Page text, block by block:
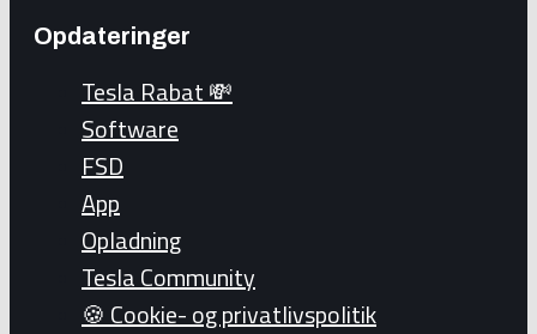
Opdateringer
Tesla Rabat 💸
Software
FSD
App
Opladning
Tesla Community
🍪 Cookie- og privatlivspolitik